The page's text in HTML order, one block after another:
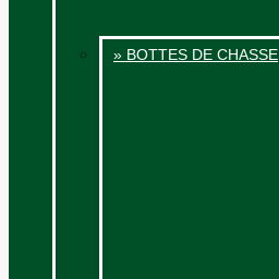
» BOTTES DE CHASSE